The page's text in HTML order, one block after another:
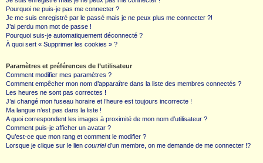
Pourquoi ne puis-je pas me connecter ?
Je me suis enregistré par le passé mais je ne peux plus me connecter ?!
J’ai perdu mon mot de passe !
Pourquoi suis-je automatiquement déconnecté ?
À quoi sert « Supprimer les cookies » ?
Paramètres et préférences de l’utilisateur
Comment modifier mes paramètres ?
Comment empêcher mon nom d’apparaître dans la liste des membres connectés ?
Les heures ne sont pas correctes !
J’ai changé mon fuseau horaire et l’heure est toujours incorrecte !
Ma langue n’est pas dans la liste !
A quoi correspondent les images à proximité de mon nom d’utilisateur ?
Comment puis-je afficher un avatar ?
Qu’est-ce que mon rang et comment le modifier ?
Lorsque je clique sur le lien courrield’un membre, on me demande de me connecter !?